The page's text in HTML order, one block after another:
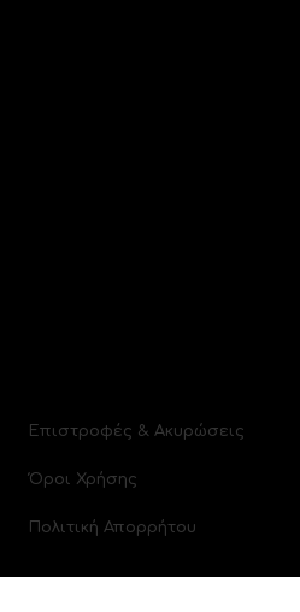
Επιστροφές & Ακυρώσεις
Όροι Χρήσης
Πολιτική Απορρήτου